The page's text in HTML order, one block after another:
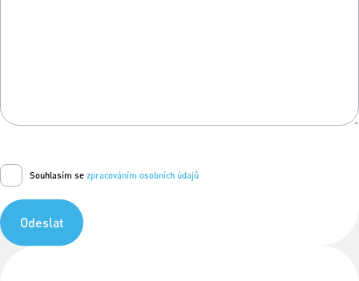
Souhlasím se zpracováním osobních údajů
Odeslat